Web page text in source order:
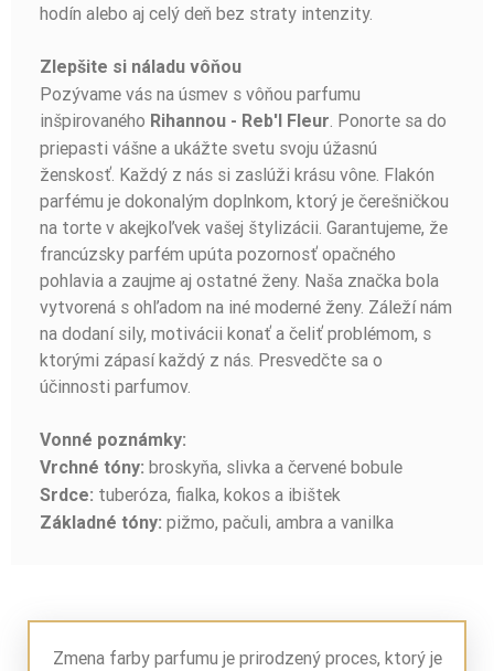
hodín alebo aj celý deň bez straty intenzity.
Zlepšite si náladu vôňou
Pozývame vás na úsmev s vôňou parfumu
inšpirovaného Rihannou - Reb'I Fleur. Ponorte sa do
priepasti vášne a ukážte svetu svoju úžasnú
ženskosť. Každý z nás si zaslúži krásu vône. Flakón
parfému je dokonalým doplnkom, ktorý je čerešničkou
na torte v akejkoľvek vašej štylizácii. Garantujeme, že
francúzsky parfém upúta pozornosť opačného
pohlavia a zaujme aj ostatné ženy. Naša značka bola
vytvorená s ohľadom na iné moderné ženy. Záleží nám
na dodaní sily, motivácii konať a čeliť problémom, s
ktorými zápasí každý z nás. Presvedčte sa o
účinnosti parfumov.
Vonné poznámky:
Vrchné tóny: broskyňa, slivka a červené bobule
Srdce: tuberóza, fialka, kokos a ibištek
Základné tóny: pižmo, pačuli, ambra a vanilka
Zmena farby parfumu je prirodzený proces, ktorý je